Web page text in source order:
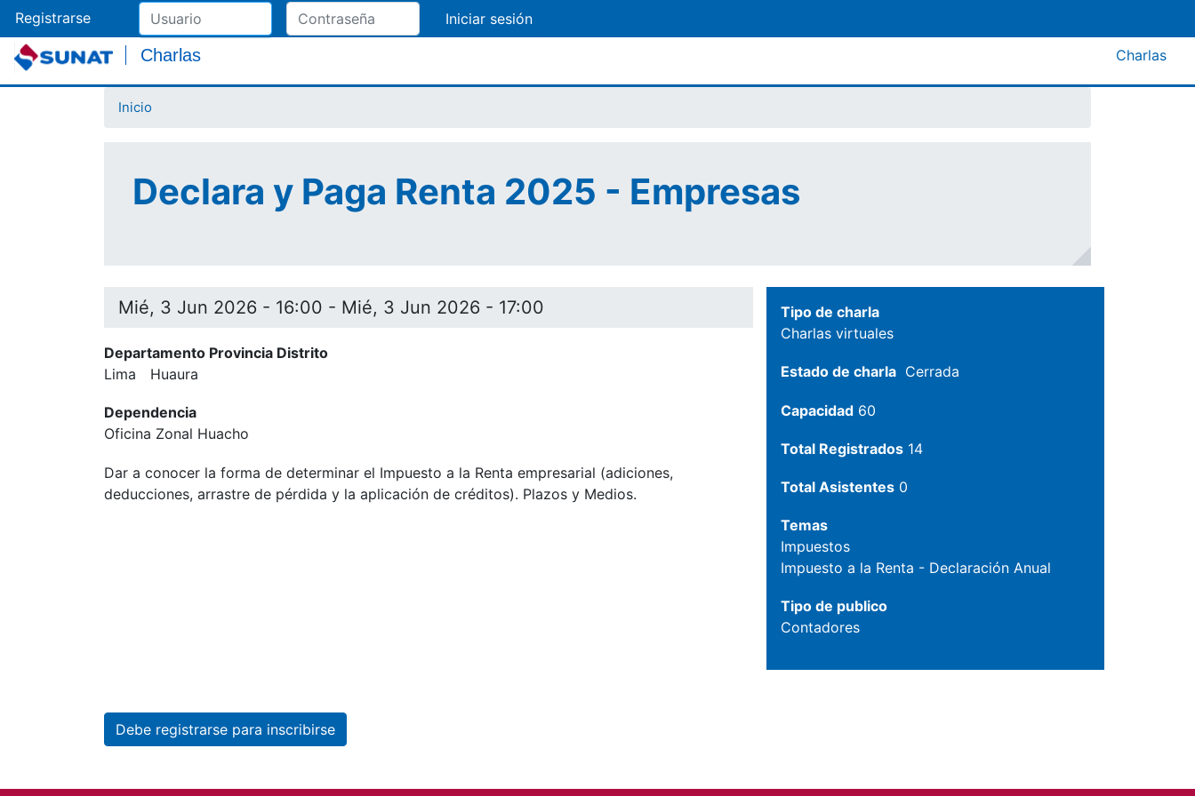
al
Registrarse
Charlas Charlas
Inicio
Declara y Paga Renta 2025 - Empresas
Mié, 3 Jun 2026 - 16:00 - Mié, 3 Jun 2026 - 17:00
Departamento Provincia Distrito
Lima
Huaura
Dependencia
Oficina Zonal Huacho
Dar a conocer la forma de determinar el Impuesto a la Renta empresarial (adiciones,
deducciones, arrastre de pérdida y la aplicación de créditos). Plazos y Medios.
Tipo de charla
Charlas virtuales
Estado de charla Cerrada
Capacidad 60
Total Registrados 14
Total Asistentes 0
Temas
Impuestos
Impuesto a la Renta - Declaración Anual
Tipo de publico
Contadores
Debe registrarse para inscribirse